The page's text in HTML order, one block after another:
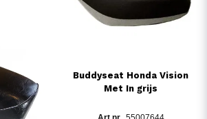
Buddyseat Honda Vision
Met In grijs